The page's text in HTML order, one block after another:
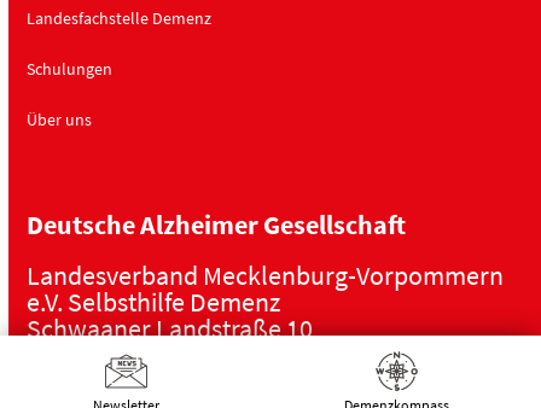
Landesfachstelle Demenz
Schulungen
Über uns
Deutsche Alzheimer Gesellschaft
Landesverband Mecklenburg-Vorpommern
e.V. Selbsthilfe Demenz
Schwaaner Landstraße 10
18055 Rostock
Newsletter Demenz­kompass